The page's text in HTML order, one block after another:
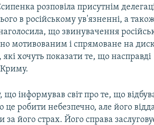
розповіла присутнім
в російському ув'язненні, а
що звинувачення
мотивованим і спрямоване на
хочуть показати те, що насправді
Криму.
інформував світ про те, що
робити небезпечно, але його
за його страх. Його справа